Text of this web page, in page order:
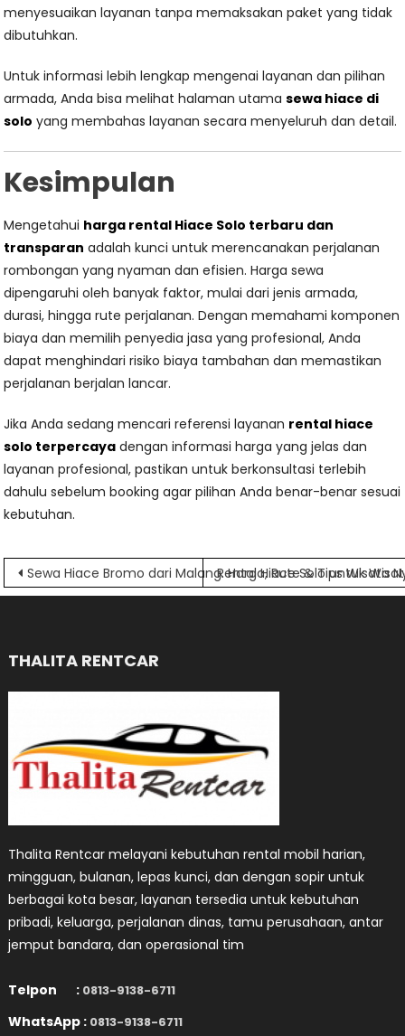
menyesuaikan layanan tanpa memaksakan paket yang tidak
dibutuhkan.
Untuk informasi lebih lengkap mengenai layanan dan pilihan
armada, Anda bisa melihat halaman utamasewa hiace di
solo yang membahas layanan secara menyeluruh dan detail.
Kesimpulan
Mengetahui harga rental Hiace Solo terbaru dan
transparan adalah kunci untuk merencanakan perjalanan
rombongan yang nyaman dan efisien. Harga sewa
dipengaruhi oleh banyak faktor, mulai dari jenis armada,
durasi, hingga rute perjalanan. Dengan memahami komponen
biaya dan memilih penyedia jasa yang profesional, Anda
dapat menghindari risiko biaya tambahan dan memastikan
perjalanan berjalan lancar.
Jika Anda sedang mencari referensi layanan rental hiace
solo terpercaya dengan informasi harga yang jelas dan
layanan profesional, pastikan untuk berkonsultasi terlebih
dahulu sebelum booking agar pilihan Anda benar-benar sesuai
kebutuhan.
Navigasi
pos
Sewa Hiace Bromo dari Malang: Harga, Rute & Tips Wisata
Rental Hiace Solo untuk
THALITA RENTCAR
Thalita Rentcar melayani kebutuhan rental mobil harian,
mingguan, bulanan, lepas kunci, dan dengan sopir untuk
berbagai kota besar, layanan tersedia untuk kebutuhan
pribadi, keluarga, perjalanan dinas, tamu perusahaan, antar
jemput bandara, dan operasional tim
Telpon : 0813-9138-6711
WhatsApp : 0813-9138-6711